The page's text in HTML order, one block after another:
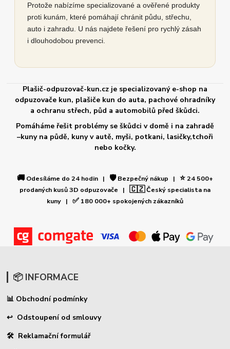
Protože nabízíme specializované a ověřené produkty
proti kunám, které pomáhají chránit půdu, střechu,
auto i zahradu. U nás najdete řešení pro rychlý zásah
i dlouhodobou prevenci.
Plašič-odpuzovač-kun.cz je specializovaný e-shop na
odpuzovače kun, plašiče kun do auta, pachové ohradníky
a ochranu střech, půd a automobilů před škůdci.
Pomáháme řešit problémy se škůdci v domě i na zahradě
–kuny na půdě, kuny v autě, myši, potkani, lasičky,tchoři
nebo kočky.
🚚 Odesíláme do 24 hodin | 🛡️Bezpečný nákup | ⭐24 500+
prodaných kusů 3D odpuzovače | 🇨🇿Český specialista na
kuny | ✅ 180 000+ spokojených zákazníků
📦 INFORMACE
📊 Obchodní podmínky
↩ Odstoupení od smlouvy
🛠 Reklamační formulář